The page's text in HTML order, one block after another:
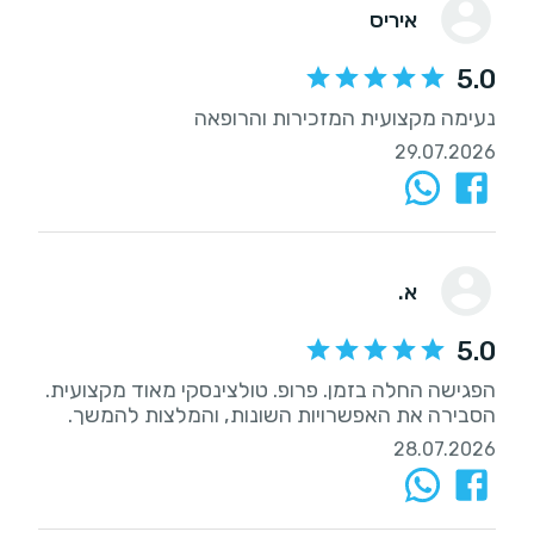
איריס
5.0
נעימה מקצועית המזכירות והרופאה
29.07.2026
א.
5.0
הפגישה החלה בזמן. פרופ. טולצינסקי מאוד מקצועית.
הסבירה את האפשרויות השונות, והמלצות להמשך.
28.07.2026